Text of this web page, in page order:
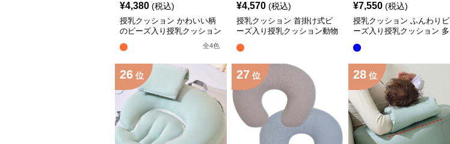
¥4,380 (税込)
授乳クッション かわいい柄
のビーズ入り授乳クッション
全4色
¥4,570 (税込)
授乳クッション 首掛け式ビ
ーズ入り授乳クッション動物
¥7,550 (税込)
授乳クッション ふんわりビ
ーズ入り授乳クッション 多
26 位 27 位 28 位